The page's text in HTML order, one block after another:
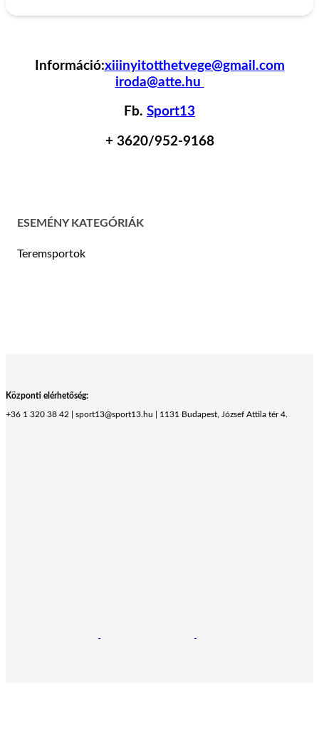
Információ:xiiinyitotthetvege@gmail.com
iroda@atte.hu
Fb. Sport13
+ 3620/952-9168
ESEMÉNY KATEGÓRIÁK
Teremsportok
Központi elérhetőség:
+36 1 320 38 42 | sport13@sport13.hu | 1131 Budapest, József Attila tér 4.